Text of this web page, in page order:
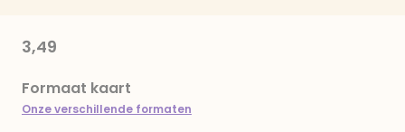
3,49
Formaat kaart
Onze verschillende formaten